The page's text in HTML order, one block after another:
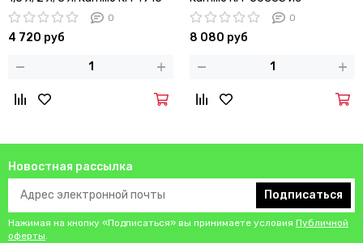
из нержавеющей стали
0
4 720 руб
нержавеющей стали (ковш
1,8 л; кастрюли 1,8 л; 2,5 л; 3,8
л; 5,8 л)
0
8 080 руб
Новостная рассылка
Подписаться
Нажимая на кнопку «Подписаться» вы принимаете условия Публичной
оферты.